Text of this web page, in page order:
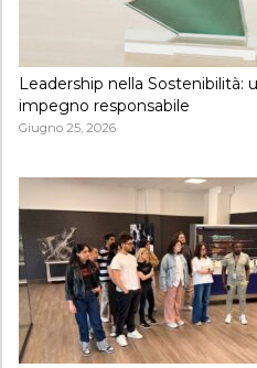
Leadership nella Sostenibilità:
impegno responsabile
Giugno 25, 2026